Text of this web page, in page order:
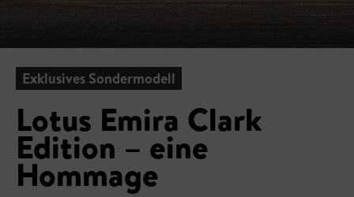
Exklusives Sondermodell
Lotus Emira Clark
Edition – eine
Hommage